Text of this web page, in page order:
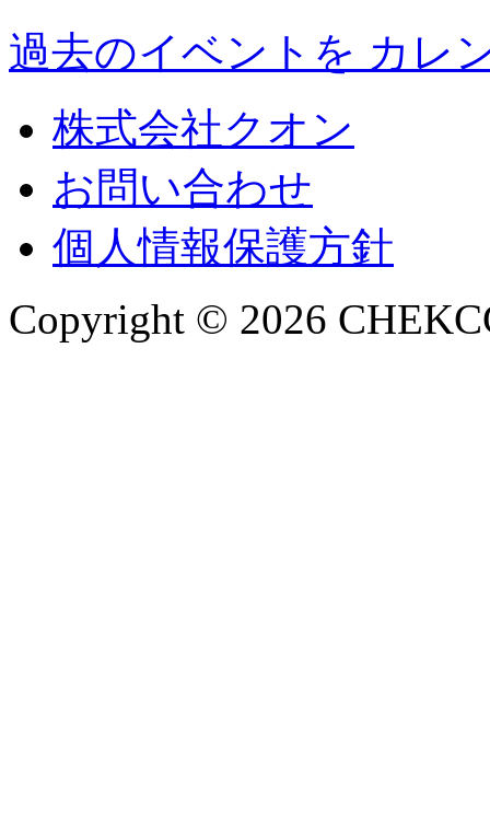
過去のイベントを カレ
株式会社クオン
お問い合わせ
個人情報保護方針
Copyright © 2026